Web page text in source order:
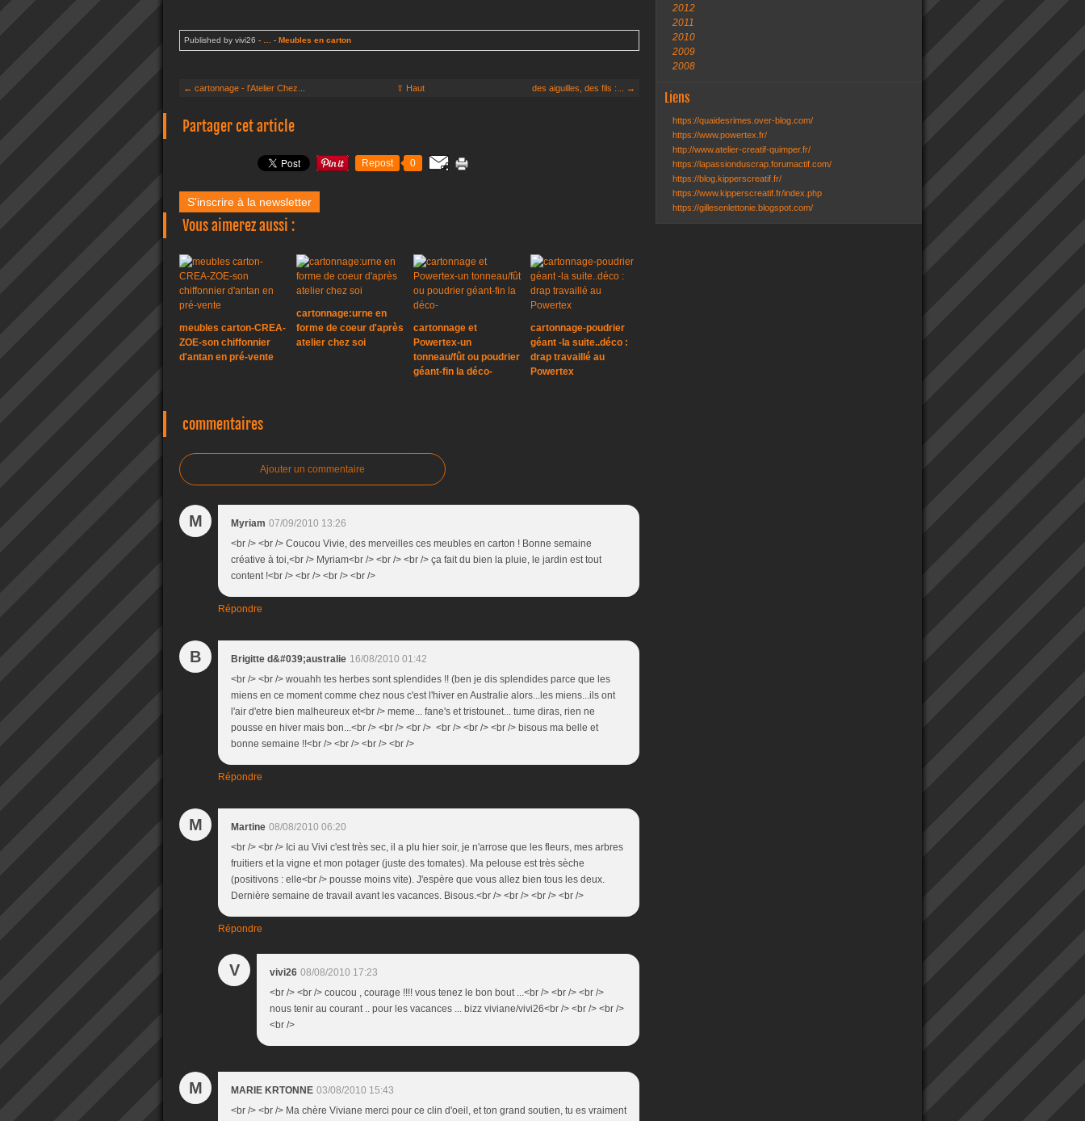
Published by vivi26 - - Meubles en carton
← cartonnage - l'Atelier Chez... ⇧ Haut des aiguilles, des fils :... →
Partager cet article
Repost 0
S'inscrire à la newsletter
Vous aimerez aussi :
meubles carton-CREA-
ZOE-son chiffonnier
d'antan en pré-vente
cartonnage:urne en
forme de coeur d'après
atelier chez soi
cartonnage et
Powertex-un
tonneau/fût ou poudrier
géant-fin la déco-
cartonnage-poudrier
géant -la suite..déco :
drap travaillé au
Powertex
commentaires
Ajouter un commentaire
M Myriam 07/09/2010 13:26
<br /> <br /> Coucou Vivie, des merveilles ces meubles en carton ! Bonne semaine
créative à toi,<br /> Myriam<br /> <br /> <br /> ça fait du bien la pluie, le jardin est tout
content !<br /> <br /> <br /> <br />
Répondre
B Brigitte d&#039;australie 16/08/2010 01:42
<br /> <br /> wouahh tes herbes sont splendides !! (ben je dis splendides parce que les
miens en ce moment comme chez nous c'est l'hiver en Australie alors...les miens...ils ont
l'air d'etre bien malheureux et<br /> meme... fane's et tristounet... tume diras, rien ne
pousse en hiver mais bon...<br /> <br /> <br /> <br /> <br /> <br /> bisous ma belle et
bonne semaine !!<br /> <br /> <br /> <br />
Répondre
M Martine 08/08/2010 06:20
<br /> <br /> Ici au Vivi c'est très sec, il a plu hier soir, je n'arrose que les fleurs, mes arbres
fruitiers et la vigne et mon potager (juste des tomates). Ma pelouse est très sèche
(positivons : elle<br /> pousse moins vite). J'espère que vous allez bien tous les deux.
Dernière semaine de travail avant les vacances. Bisous.<br /> <br /> <br /> <br />
Répondre
V vivi26 08/08/2010 17:23
<br /> <br /> coucou , courage !!!! vous tenez le bon bout ...<br /> <br /> <br />
nous tenir au courant .. pour les vacances ... bizz viviane/vivi26<br /> <br /> <br />
<br />
M MARIE KRTONNE 03/08/2010 15:43
<br /> <br /> Ma chère Viviane merci pour ce clin d'oeil, et ton grand soutien, tu es vraiment
2012
2011
2010
2009
2008
Liens
https://quaidesrimes.over-blog.com/
https://www.powertex.fr/
http://www.atelier-creatif-quimper.fr/
https://lapassionduscrap.forumactif.com/
https://blog.kipperscreatif.fr/
https://www.kipperscreatif.fr/index.php
https://gillesenlettonie.blogspot.com/